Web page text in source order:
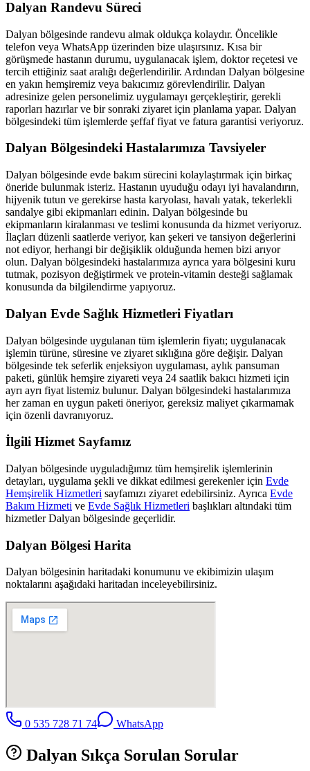
Dalyan Randevu Süreci
Dalyan bölgesinde randevu almak oldukça kolaydır. Öncelikle
telefon veya WhatsApp üzerinden bize ulaşırsınız. Kısa bir
görüşmede hastanın durumu, uygulanacak işlem, doktor reçetesi ve
tercih ettiğiniz saat aralığı değerlendirilir. Ardından Dalyan bölgesine
en yakın hemşiremiz veya bakıcımız görevlendirilir. Dalyan
adresinize gelen personelimiz uygulamayı gerçekleştirir, gerekli
raporları hazırlar ve bir sonraki ziyaret için planlama yapar. Dalyan
bölgesindeki tüm işlemlerde şeffaf fiyat ve fatura garantisi veriyoruz.
Dalyan Bölgesindeki Hastalarımıza Tavsiyeler
Dalyan bölgesinde evde bakım sürecini kolaylaştırmak için birkaç
öneride bulunmak isteriz. Hastanın uyuduğu odayı iyi havalandırın,
hijyenik tutun ve gerekirse hasta karyolası, havalı yatak, tekerlekli
sandalye gibi ekipmanları edinin. Dalyan bölgesinde bu
ekipmanların kiralanması ve teslimi konusunda da hizmet veriyoruz.
İlaçları düzenli saatlerde veriyor, kan şekeri ve tansiyon değerlerini
not ediyor, herhangi bir değişiklik olduğunda hemen bizi arıyor
olun. Dalyan bölgesindeki hastalarımıza ayrıca yara bölgesini kuru
tutmak, pozisyon değiştirmek ve protein-vitamin desteği sağlamak
konusunda da bilgilendirme yapıyoruz.
Dalyan Evde Sağlık Hizmetleri Fiyatları
Dalyan bölgesinde uygulanan tüm işlemlerin fiyatı; uygulanacak
işlemin türüne, süresine ve ziyaret sıklığına göre değişir. Dalyan
bölgesinde tek seferlik enjeksiyon uygulaması, aylık pansuman
paketi, günlük hemşire ziyareti veya 24 saatlik bakıcı hizmeti için
ayrı ayrı fiyat listemiz bulunur. Dalyan bölgesindeki hastalarımıza
her zaman en uygun paketi öneriyor, gereksiz maliyet çıkarmamak
için özenli davranıyoruz.
İlgili Hizmet Sayfamız
Dalyan bölgesinde uyguladığımız tüm hemşirelik işlemlerinin
detayları, uygulama şekli ve dikkat edilmesi gerekenler için Evde
Hemşirelik Hizmetleri sayfamızı ziyaret edebilirsiniz. Ayrıca Evde
Bakım Hizmeti ve Evde Sağlık Hizmetleri başlıkları altındaki tüm
hizmetlerDalyan bölgesinde geçerlidir.
Dalyan Bölgesi Harita
Dalyan bölgesinin haritadaki konumunu ve ekibimizin ulaşım
noktalarını aşağıdaki haritadan inceleyebilirsiniz.
0 535 728 71 74 WhatsApp
Dalyan Sıkça Sorulan Sorular